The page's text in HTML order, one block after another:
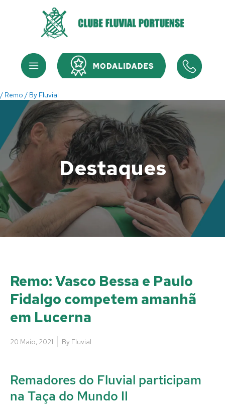
Menu Menu
/ Remo / By Fluvial
Destaques
Remo: Vasco Bessa e Paulo
Fidalgo competem amanhã
em Lucerna
20 Maio, 2021 By Fluvial
Remadores do Fluvial participam
na Taça do Mundo II